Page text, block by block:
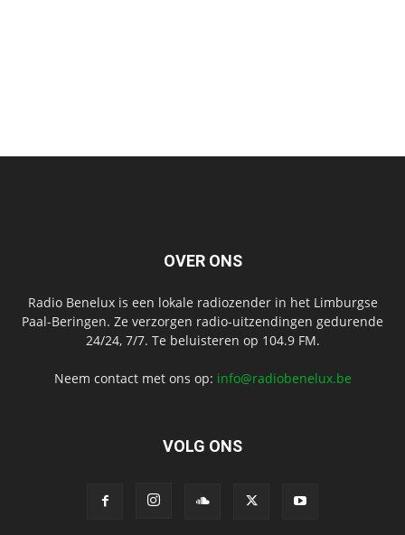
OVER ONS
Radio Benelux is een lokale radiozender in het Limburgse
Paal-Beringen. Ze verzorgen radio-uitzendingen gedurende
24/24, 7/7. Te beluisteren op 104.9 FM.
Neem contact met ons op: info@radiobenelux.be
VOLG ONS